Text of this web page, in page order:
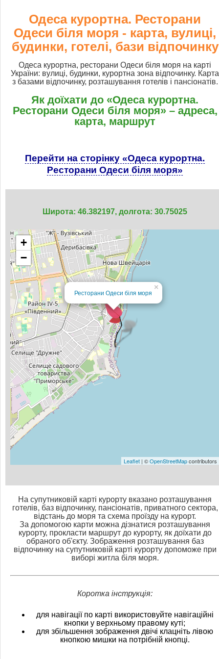
Одеса курортна. Ресторани
Одеси біля моря - карта, вулиці,
будинки, готелі, бази відпочинку
Одеса курортна, ресторани Одеси біля моря на карті
України: вулиці, будинки, курортна зона відпочинку. Карта
з базами відпочинку, розташування готелів і пансіонатів.
Як доїхати до «Одеса курортна.
Ресторани Одеси біля моря» – адреса,
карта, маршрут
Перейти на сторінку «Одеса курортна.
Ресторани Одеси біля моря»
Широта: 46.382197, долгота: 30.75025
Ресторани Одеси біля моря
×
+
−
Leaflet | ©OpenStreetMapcontributors
На супутниковій карті курорту вказано розташування
готелів, баз відпочинку, пансіонатів, приватного сектора,
відстань до моря та схема проїзду на курорт.
За допомогою карти можна дізнатися розташування
курорту, прокласти маршрут до курорту, як доїхати до
обраного об'єкту. Зображення розташування баз
відпочинку на супутниковій карті курорту допоможе при
виборі житла біля моря.
Коротка інструкція:
для навігації по карті використовуйте навігаційні
кнопки у верхньому правому куті;
для збільшення зображення двічі клацніть лівою
кнопкою мишки на потрібній кнопці.